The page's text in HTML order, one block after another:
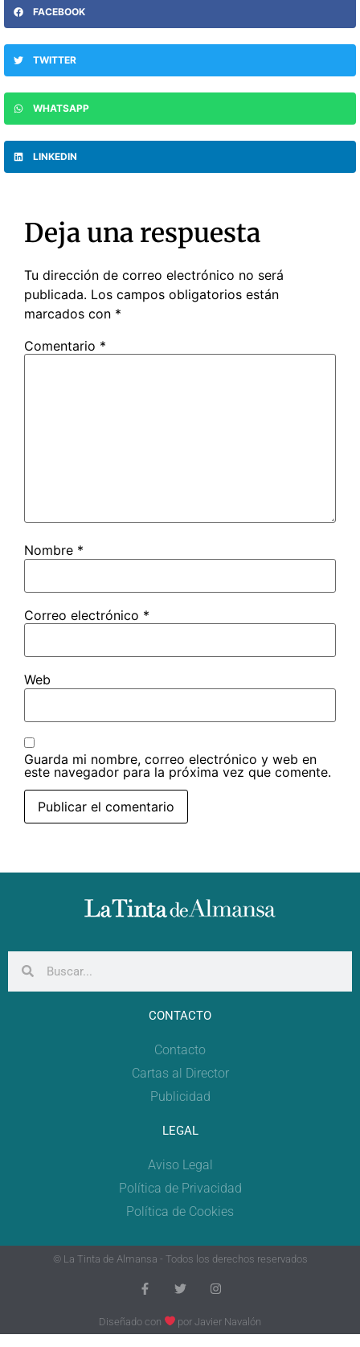
FACEBOOK
TWITTER
WHATSAPP
LINKEDIN
Deja una respuesta
Tu dirección de correo electrónico no será
publicada. Los campos obligatorios están
marcados con *
Comentario *
Nombre *
Correo electrónico *
Web
Guarda mi nombre, correo electrónico y web en
este navegador para la próxima vez que comente.
CONTACTO
Contacto
Cartas al Director
Publicidad
LEGAL
Aviso Legal
Política de Privacidad
Política de Cookies
© La Tinta de Almansa - Todos los derechos reservados
Diseñado con porJavier Navalón